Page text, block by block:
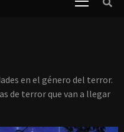
en el género del terror.
de terror que van a llegar